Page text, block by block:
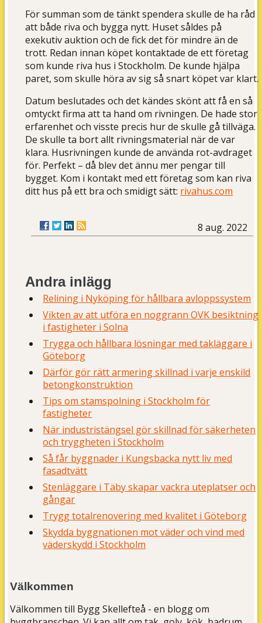
För summan som de tänkt spendera skulle de ha råd
att både riva och bygga nytt. Huset såldes på
exekutiv auktion och de fick det för mindre än de
trott. Redan innan köpet kontaktade de ett företag
som kunde riva hus i Stockholm. De kunde hjälpa
paret, som skulle höra av sig så snart köpet var klart.
Datum beslutades och det kändes skönt att få en så
omtyckt firma att ta hand om rivningen. De hade stor
erfarenhet och visste precis hur de skulle gå tillväga.
De skulle ta bort allt rivningsmaterial när de var
klara. Husrivningen kunde de använda rot-avdraget
för. Perfekt – då blev det ännu mer pengar till
bygget. Kom i kontakt med ett företag som kan riva
ditt hus på ett bra och smidigt sätt: rivahus.com
8 aug. 2022
Andra inlägg
Relining i Nyköping för hållbara avloppssystem
Vikten av att utföra en noggrann OVK besiktning
i fastigheter i Solna
Trygga och hållbara lösningar med takläggare i
Göteborg
Därför gör rätt armering skillnad i varje enskild
betongkonstruktion
Tips om stamspolning i Stockholm för
fastigheter
När industristängsel gör skillnad för säkerheten
och tryggheten i Stockholm
Så får byggnader i Kungsbacka nytt liv med
fasadtvätt
Stenläggare i Täby skapar vackra uteplatser och
gångar
Trygg totalrenovering med kvalitet i Göteborg
Skydda byggnationen mot väder och vind med
väderskydd i Stockholm
Välkommen
Välkommen till Bygg Skellefteå - en blogg om